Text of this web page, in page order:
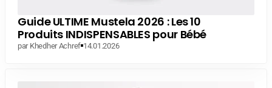
Guide ULTIME Mustela 2026 : Les 10
Produits INDISPENSABLES pour Bébé
par Khedher Achref 14.01.2026